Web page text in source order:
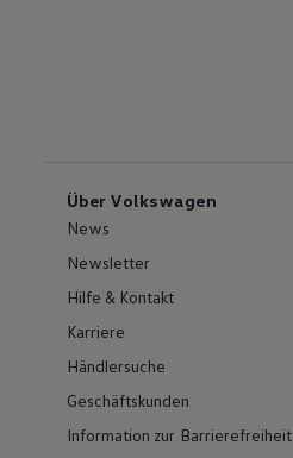
Über Volkswagen
News
Newsletter
Hilfe & Kontakt
Karriere
Händlersuche
Geschäftskunden
Information zur Barrierefreiheit